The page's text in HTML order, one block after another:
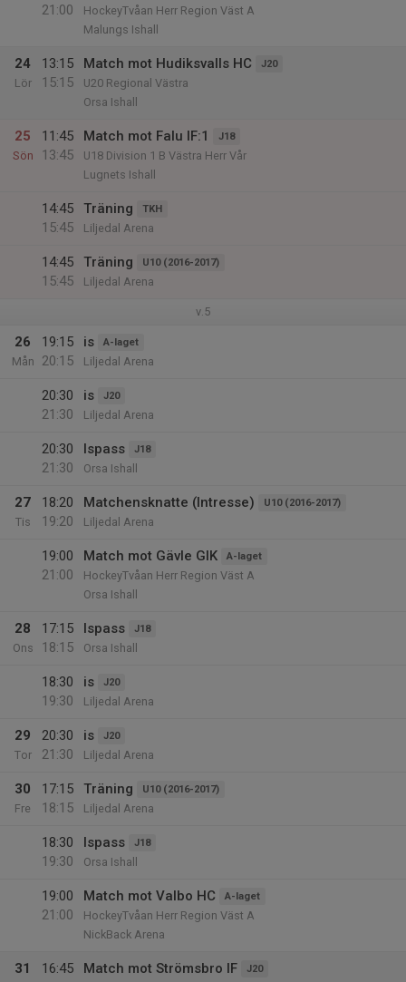
21:00
HockeyTvåan Herr Region Väst A
Malungs Ishall
24
Lör
13:15
15:15
Match mot Hudiksvalls HC J20
U20 Regional Västra
Orsa Ishall
25
Sön
11:45
13:45
Match mot Falu IF:1 J18
U18 Division 1 B Västra Herr Vår
Lugnets Ishall
14:45
15:45
Träning TKH
Liljedal Arena
14:45
15:45
Träning U10 (2016-2017)
Liljedal Arena
v.5
26
Mån
19:15
20:15
is A-laget
Liljedal Arena
20:30
21:30
is J20
Liljedal Arena
20:30
21:30
Ispass J18
Orsa Ishall
27
Tis
18:20
19:20
Matchensknatte (Intresse) U10 (2016-2017)
Liljedal Arena
19:00
21:00
Match mot Gävle GIK A-laget
HockeyTvåan Herr Region Väst A
Orsa Ishall
28
Ons
17:15
18:15
Ispass J18
Orsa Ishall
18:30
19:30
is J20
Liljedal Arena
29
Tor
20:30
21:30
is J20
Liljedal Arena
30
Fre
17:15
18:15
Träning U10 (2016-2017)
Liljedal Arena
18:30
19:30
Ispass J18
Orsa Ishall
19:00
21:00
Match mot Valbo HC A-laget
HockeyTvåan Herr Region Väst A
NickBack Arena
31
16:45
Match mot Strömsbro IF J20